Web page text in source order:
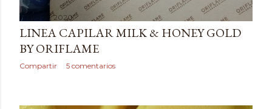
mayo 27, 2020
LINEA CAPILAR MILK & HONEY GOLD
BY ORIFLAME
Compartir 5 comentarios